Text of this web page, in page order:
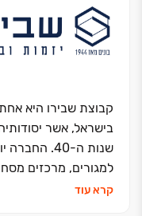
קבוצת שבירו היא
בישראל, אשר
שנות ה-40.
למגורים, מרכזים
החברה, בבעלותם של
קרא עוד